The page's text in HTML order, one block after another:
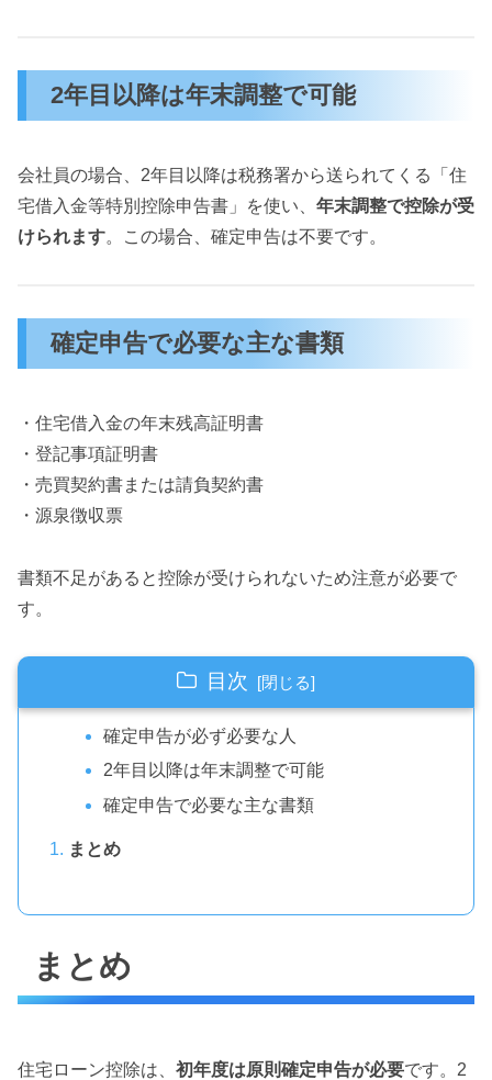
2年目以降は年末調整で可能
会社員の場合、2年目以降は税務署から送られてくる「住
宅借入金等特別控除申告書」を使い、 年末調整で控除が受
けられます。この場合、確定申告は不要です。
確定申告で必要な主な書類
・住宅借入金の年末残高証明書
・登記事項証明書
・売買契約書または請負契約書
・源泉徴収票
書類不足があると控除が受けられないため注意が必要で
す。
目次
確定申告が必ず必要な人
2年目以降は年末調整で可能
確定申告で必要な主な書類
まとめ
まとめ
住宅ローン控除は、 初年度は原則確定申告が必要です。2